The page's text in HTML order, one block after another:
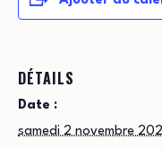
DÉTAILS
Date :
samedi 2 novembre